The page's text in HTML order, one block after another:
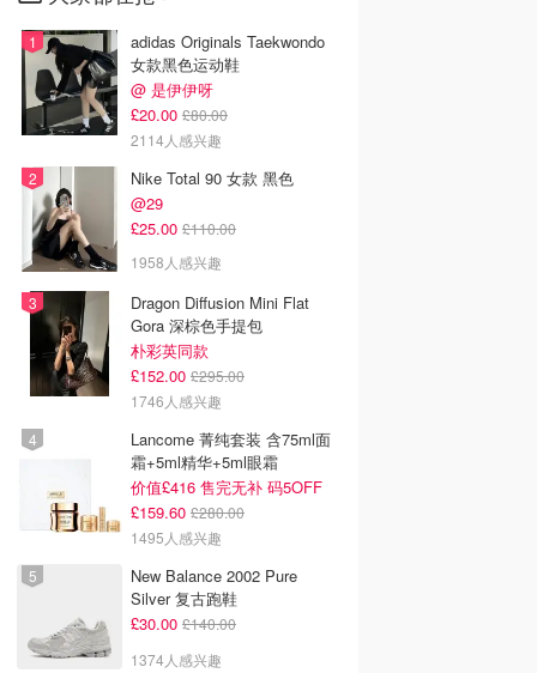
adidas Originals Taekwondo
女款黑色运动鞋
@ 是伊伊呀
£20.00 £80.00
2114人感兴趣
Nike Total 90 女款 黑色
@29
£25.00 £110.00
1958人感兴趣
Dragon Diffusion Mini Flat
Gora 深棕色手提包
朴彩英同款
£152.00 £295.00
1746人感兴趣
Lancome 菁纯套装 含75ml面
霜+5ml精华+5ml眼霜
价值£416 售完无补 码5OFF
£159.60 £280.00
1495人感兴趣
New Balance 2002 Pure
Silver 复古跑鞋
£30.00 £140.00
1374人感兴趣